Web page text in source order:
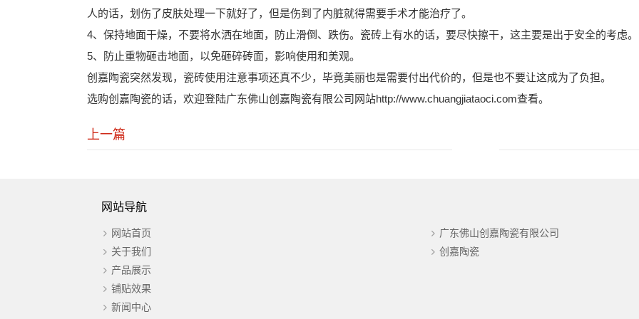
人的话，划伤了皮肤处理一下就好了，但是伤到了内脏就得需要手术才能治疗了。
4、保持地面干燥，不要将水洒在地面，防止滑倒、跌伤。瓷砖上有水的话，要尽快擦干，这主要是出于安全的考虑。
5、防止重物砸击地面，以免砸碎砖面，影响使用和美观。
创嘉陶瓷突然发现，瓷砖使用注意事项还真不少，毕竟美丽也是需要付出代价的，但是也不要让这成为了负担。
选购创嘉陶瓷的话，欢迎登陆广东佛山创嘉陶瓷有限公司网站http://www.chuangjiataoci.com查看。
上一篇
网站导航
网站首页
关于我们
产品展示
铺贴效果
新闻中心
广东佛山创嘉陶瓷有限公司
创嘉陶瓷